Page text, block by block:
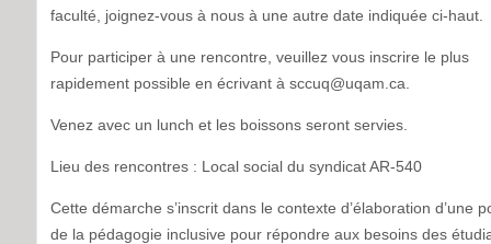
faculté, joignez-vous à nous à une autre date indiquée ci-haut.
Pour participer à une rencontre, veuillez vous inscrire le plus
rapidement possible en écrivant à sccuq@uqam.ca.
Venez avec un lunch et les boissons seront servies.
Lieu des rencontres : Local social du syndicat AR-540
Cette démarche s’inscrit dans le contexte d’élaboration d’une
de la pédagogie inclusive pour répondre aux besoins des